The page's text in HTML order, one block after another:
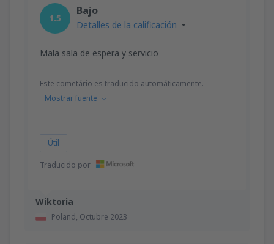
Wiktoria
Poland, Octubre 2023
1.5
Bajo
Detalles de la calificación
Mala sala de espera y servicio
Este cometário es traducido automáticamente.
Mostrar fuente
Útil
Traducido por